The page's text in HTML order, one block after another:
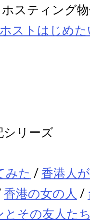
ホスティング
ホストはじめ
シリーズ
みた / 香港人
香港の女の人 /
とその友人た